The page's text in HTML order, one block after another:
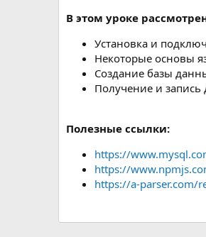
В этом уроке
Установка и
Некоторые основы
Создание базы
Получение и запись
Полезные ссылки:
https://
https://
https://a-parser.com/